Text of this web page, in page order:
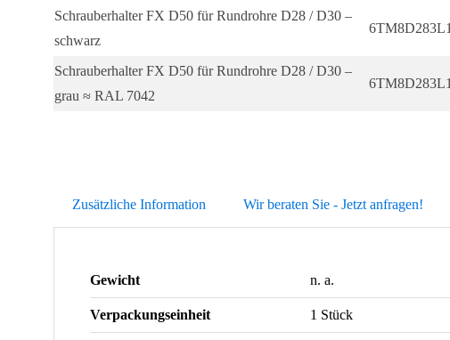
Schrauberhalter FX D50 für Rundrohre D28 / D30 –
schwarz
Schrauberhalter FX D50 für Rundrohre D28 / D30 –
grau ≈ RAL 7042
Zusätzliche Information Wir beraten Sie - Jetzt anfragen!
Gewicht n. a.
Verpackungseinheit 1 Stück